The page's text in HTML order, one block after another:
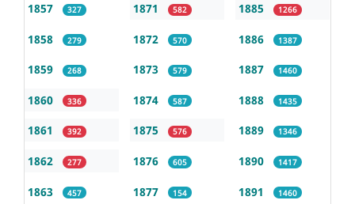
1857 327
1858 279
1859 268
1860 336
1861 392
1862 277
1863 457
1871 582
1872 570
1873 579
1874 587
1875 576
1876 605
1877 154
1885 1266
1886 1387
1887 1460
1888 1435
1889 1346
1890 1417
1891 1460